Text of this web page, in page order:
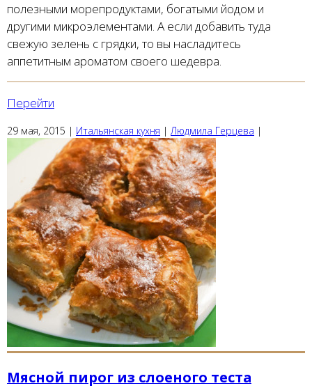
полезными морепродуктами, богатыми йодом и
другими микроэлементами. А если добавить туда
свежую зелень с грядки, то вы насладитесь
аппетитным ароматом своего шедевра.
Перейти
29 мая, 2015 | Итальянская кухня |Людмила Герцева |
Мясной пирог из слоеного теста